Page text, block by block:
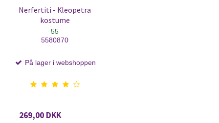
Nerfertiti - Kleopetra
kostume
55
5580870
På lager i webshoppen
269,00 DKK